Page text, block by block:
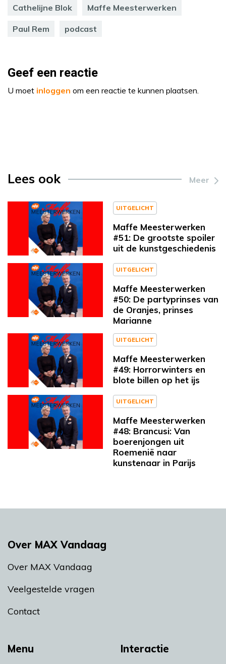
Cathelijne Blok Maffe Meesterwerken
Paul Rem podcast
Geef een reactie
U moet inloggen om een reactie te kunnen plaatsen.
Lees ook Meer
UITGELICHT
Maffe Meesterwerken
#51: De grootste spoiler
uit de kunstgeschiedenis
UITGELICHT
Maffe Meesterwerken
#50: De partyprinses van
de Oranjes, prinses
Marianne
UITGELICHT
Maffe Meesterwerken
#49: Horrorwinters en
blote billen op het ijs
UITGELICHT
Maffe Meesterwerken
#48: Brancusi: Van
boerenjongen uit
Roemenië naar
kunstenaar in Parijs
Menu Interactie
Over MAX Vandaag
Over MAX Vandaag
Veelgestelde vragen
Contact